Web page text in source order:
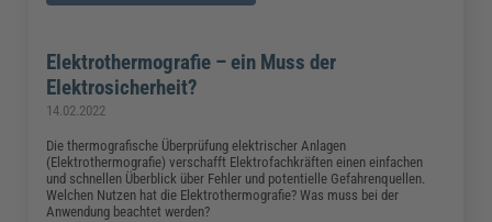
Elektrothermografie – ein Muss der
Elektrosicherheit?
14.02.2022
Die thermografische Überprüfung elektrischer Anlagen
(Elektrothermografie) verschafft Elektrofachkräften einen einfachen
und schnellen Überblick über Fehler und potentielle Gefahrenquellen.
Welchen Nutzen hat die Elektrothermografie? Was muss bei der
Anwendung beachtet werden?